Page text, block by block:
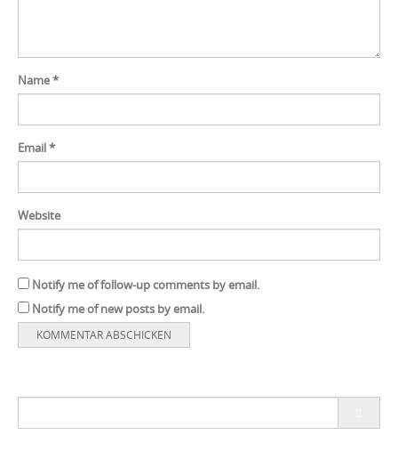
Name*
Email*
Website
Notify me of follow-up comments by email.
Notify me of new posts by email.